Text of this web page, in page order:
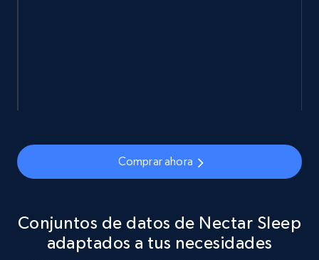
878+ 124+ Buy Now
Naver products
Comprar ahora
Conjuntos de datos de Nectar Sleep
adaptados a tus necesidades